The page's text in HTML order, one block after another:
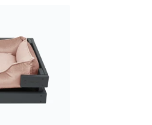
Бостон-терьер, Гриффон ,
Пти-брабансон, Мальтипу
Антикоготь, Легко чистить
шерсть, Для мерзляков, Для
линяющих